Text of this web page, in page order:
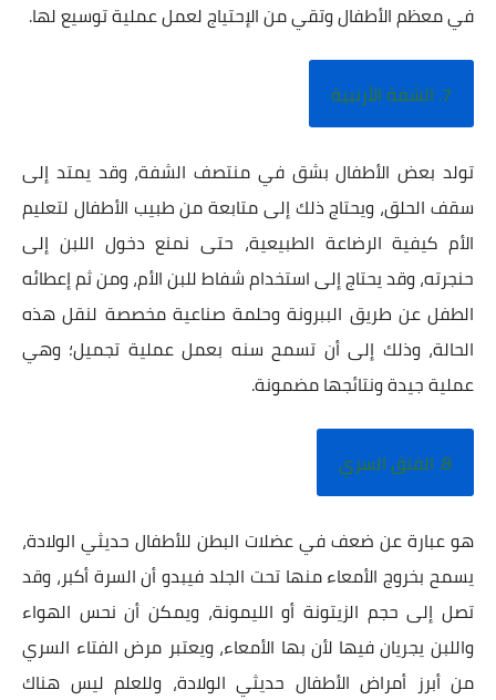
في معظم الأطفال وتقي من الإحتياج لعمل عملية توسيع لها.
7. الشفة الأرنبية
تولد بعض الأطفال بشق في منتصف الشفة، وقد يمتد إلى
سقف الحلق، ويحتاج ذلك إلى متابعة من طبيب الأطفال لتعليم
الأم كيفية الرضاعة الطبيعية، حتى نمنع دخول اللبن إلى
حنجرته، وقد يحتاج إلى استخدام شفاط للبن الأم، ومن ثم إعطائه
الطفل عن طريق الببرونة وحلمة صناعية مخصصة لنقل هذه
الحالة، وذلك إلى أن تسمح سنه بعمل عملية تجميل؛ وهي
عملية جيدة ونتائجها مضمونة.
8. الفتق السري
هو عبارة عن ضعف في عضلات البطن للأطفال حديثي الولادة،
يسمح بخروج الأمعاء منها تحت الجلد فيبدو أن السرة أكبر، وقد
تصل إلى حجم الزيتونة أو الليمونة، ويمكن أن نحس الهواء
واللبن يجريان فيها لأن بها الأمعاء، ويعتبر مرض الفتاء السري
من أبرز أمراض الأطفال حديثي اﻟﻮﻻدة، وللعلم ليس هناك